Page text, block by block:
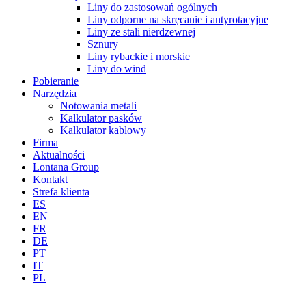
Liny do zastosowań ogólnych
Liny odporne na skręcanie i antyrotacyjne
Liny ze stali nierdzewnej
Sznury
Liny rybackie i morskie
Liny do wind
Pobieranie
Narzędzia
Notowania metali
Kalkulator pasków
Kalkulator kablowy
Firma
Aktualności
Lontana Group
Kontakt
Strefa klienta
ES
EN
FR
DE
PT
IT
PL